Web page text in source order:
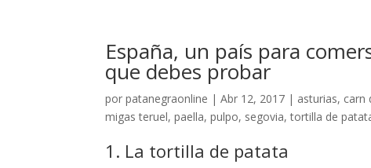
España, un país para
que debes probar
porpatanegraonline |Abr 12, 2017 | asturias, carn
migas teruel,paella,pulpo, segovia,tortilla de
1. La tortilla de patata